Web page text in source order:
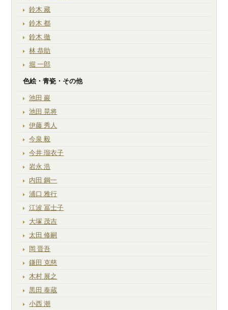
鈴木 藏
鈴木 都
鈴木 徹
林 恭助
堀 一郎
色絵・青瓷・その他
池田 巖
池田 晃将
伊藤 秀人
今泉 毅
今井 瑠衣子
岩永 浩
内田 鋼一
浦口 雅行
江波 冨士子
大塚 茂吉
太田 修嗣
岡 晋吾
鎌田 克慈
木村 展之
黒田 泰蔵
小西 潮